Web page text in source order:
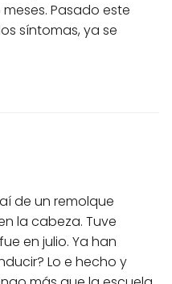
Pasado este
síntomas, ya se
de un remolque
la cabeza. Tuve
en julio. Ya han
Lo e hecho y